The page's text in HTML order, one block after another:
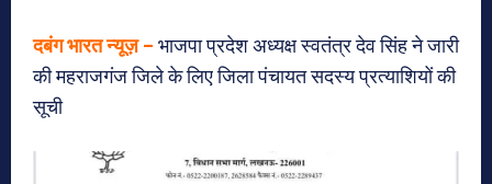
दबंग भारत न्यूज़ – भाजपा प्रदेश अध्यक्ष स्वतंत्र देव सिंह ने जारी
की महराजगंज जिले के लिए जिला पंचायत सदस्य प्रत्याशियों की
सूची